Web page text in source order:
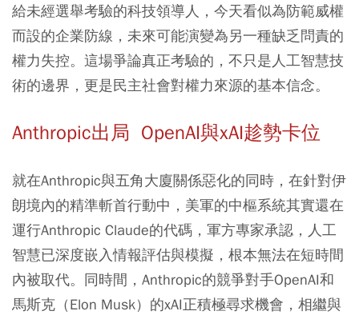
給未經選舉考驗的科技領導人，今天看似為防範威權
而設的企業防線，未來可能演變為另一種缺乏問責的
權力失控。這場爭論真正考驗的，不只是人工智慧技
術的邊界，更是民主社會對權力來源的基本信念。
Anthropic出局 OpenAI與xAI趁勢卡位
就在Anthropic與五角大廈關係惡化的同時，在針對伊
朗境內的精準斬首行動中，美軍的中樞系統其實還在
運行Anthropic Claude的代碼，軍方專家承認，人工
智慧已深度嵌入情報評估與模擬，根本無法在短時間
內被取代。同時間，Anthropic的競爭對手OpenAI和
馬斯克（Elon Musk）的xAI正積極尋求機會，相繼與